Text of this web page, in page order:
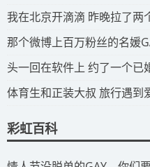
我在北京开滴滴 昨晚拉了两
那个微博上百万粉丝的名媛
头一回在软件上 约了一个已
体育生和正装大叔 旅行遇到
彩虹百科